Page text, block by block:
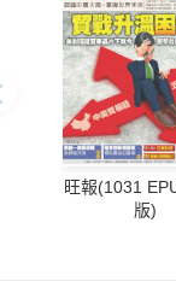
旺報(1031
版)